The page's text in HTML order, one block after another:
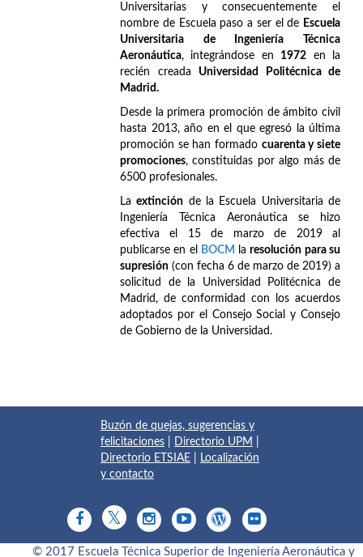
Universitarias y consecuentemente el
nombre de Escuela paso a ser el de Escuela
Universitaria de Ingeniería Técnica
Aeronáutica, integrándose en 1972 en la
recién creada Universidad Politécnica de
Madrid.
Desde la primera promoción de ámbito civil
hasta 2013, año en el que egresó la última
promoción se han formado cuarenta y siete
promociones, constituidas por algo más de
6500 profesionales.
Laextinción de la Escuela Universitaria de
Ingeniería Técnica Aeronáutica se hizo
efectiva el 15 de marzo de 2019 al
publicarse en el
BOCM laresolución para su
supresión (con fecha 6 de marzo de 2019) a
solicitud de la Universidad Politécnica de
Madrid, de conformidad con los acuerdos
adoptados por el Consejo Social y Consejo
de Gobierno de la Universidad.
Buzón de quejas, sugerencias y
felicitaciones
Directorio UPM
Directorio ETSIAE
Localización
y contacto
© 2017 Escuela Técnica Superior de Ingeniería Aeronáutica y